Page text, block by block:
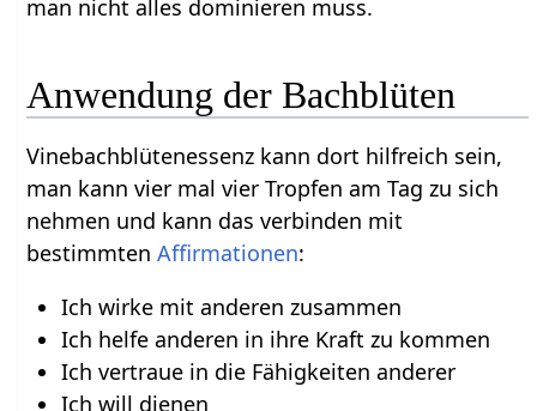
man nicht alles dominieren muss.
Anwendung der Bachblüten
Vinebachblütenessenz kann dort hilfreich sein,
man kann vier mal vier Tropfen am Tag zu sich
nehmen und kann das verbinden mit
bestimmtenAffirmationen:
Ich wirke mit anderen zusammen
Ich helfe anderen in ihre Kraft zu kommen
Ich vertraue in die Fähigkeiten anderer
Ich will dienen